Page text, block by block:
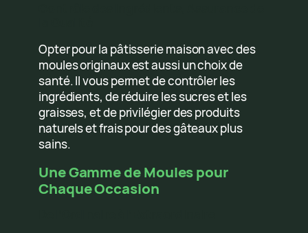
Opter pour la pâtisserie maison avec des
moules originaux est aussi un choix de
santé. Il vous permet de contrôler les
ingrédients, de réduire les sucres et les
graisses, et de privilégier des produits
naturels et frais pour des gâteaux plus
sains.
Une Gamme de Moules pour
Chaque Occasion